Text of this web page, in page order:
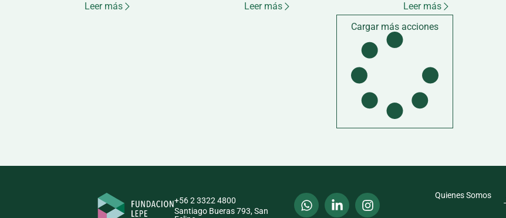
Leer más Leer más Leer más
Cargar más acciones
+56 2 3322 4800
Santiago Bueras 793, San
Quienes Somos